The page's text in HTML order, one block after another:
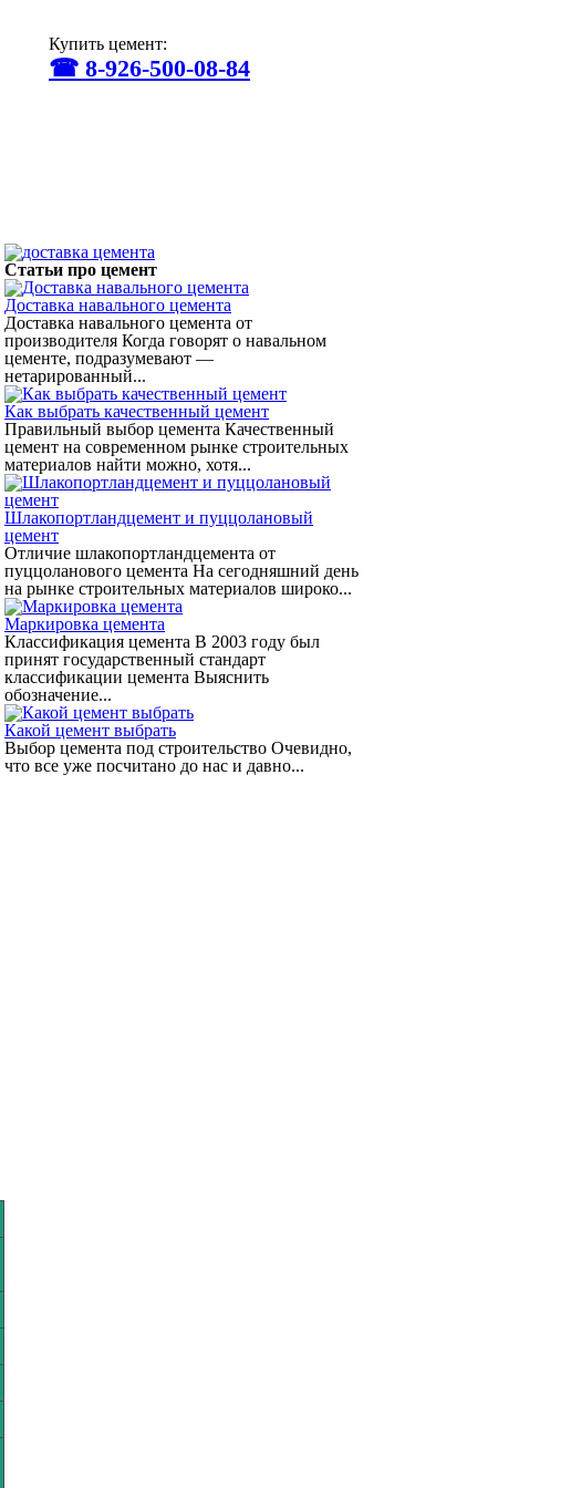
Купить цемент:
☎ 8-926-500-08-84
Статьи про цемент
Доставка навального цемента
Доставка навального цемента от
производителя Когда говорят о навальном
цементе, подразумевают —
нетарированный...
Как выбрать качественный цемент
Правильный выбор цемента Качественный
цемент на современном рынке строительных
материалов найти можно, хотя...
Шлакопортландцемент и пуццолановый
цемент
Отличие шлакопортландцемента от
пуццоланового цемента На сегодняшний день
на рынке строительных материалов широко...
Маркировка цемента
Классификация цемента В 2003 году был
принят государственный стандарт
классификации цемента Выяснить
обозначение...
Какой цемент выбрать
Выбор цемента под строительство Очевидно,
что все уже посчитано до нас и давно...